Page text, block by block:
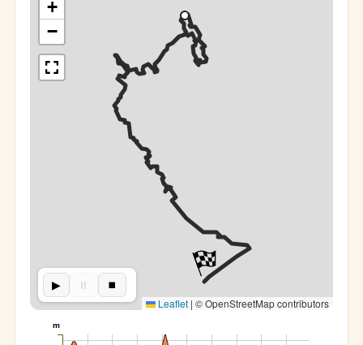
+
−
▶︎ ⏸︎ ⏹︎
Leaflet | © OpenStreetMap contributors
m